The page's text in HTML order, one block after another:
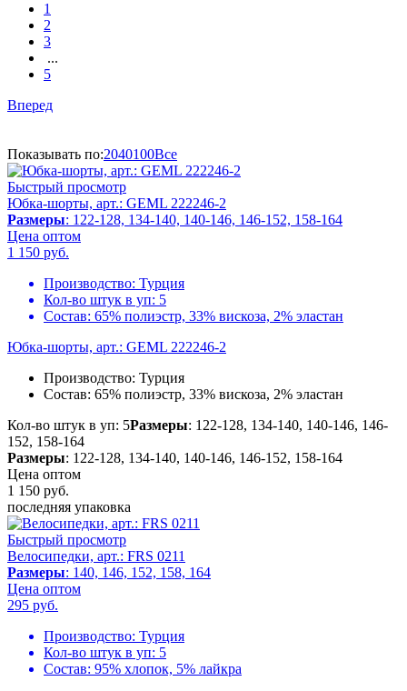
1
2
3
...
5
Вперед
Показывать по:2040100Все
Быстрый просмотр
Юбка-шорты, арт.: GEML 222246-2
Размеры: 122-128, 134-140, 140-146, 146-152, 158-164
Цена оптом
1 150 руб.
Производство: Турция
Кол-во штук в уп: 5
Состав: 65% полиэстр, 33% вискоза, 2% эластан
Юбка-шорты, арт.: GEML 222246-2
Производство: Турция
Состав: 65% полиэстр, 33% вискоза, 2% эластан
Кол-во штук в уп: 5Размеры: 122-128, 134-140, 140-146, 146-
152, 158-164
Размеры: 122-128, 134-140, 140-146, 146-152, 158-164
Цена оптом
1 150 руб.
последняя упаковка
Быстрый просмотр
Велосипедки, арт.: FRS 0211
Размеры: 140, 146, 152, 158, 164
Цена оптом
295 руб.
Производство: Турция
Кол-во штук в уп: 5
Состав: 95% хлопок, 5% лайкра